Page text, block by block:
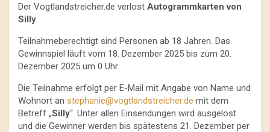
Der Vogtlandstreicher.de verlost Autogrammkarten von
Silly
Teilnahmeberechtigt sind Personen ab 18 Jahren. Das
Gewinnspiel läuft vom 18. Dezember 2025 bis zum 20.
Dezember 2025 um 0 Uhr.
Die Teilnahme erfolgt per E-Mail mit Angabe von Name und
Wohnort an stephanie@vogtlandstreicher.de mit dem
Betreff „Silly“. Unter allen Einsendungen wird ausgelost
und die Gewinner werden bis spätestens 21. Dezember per